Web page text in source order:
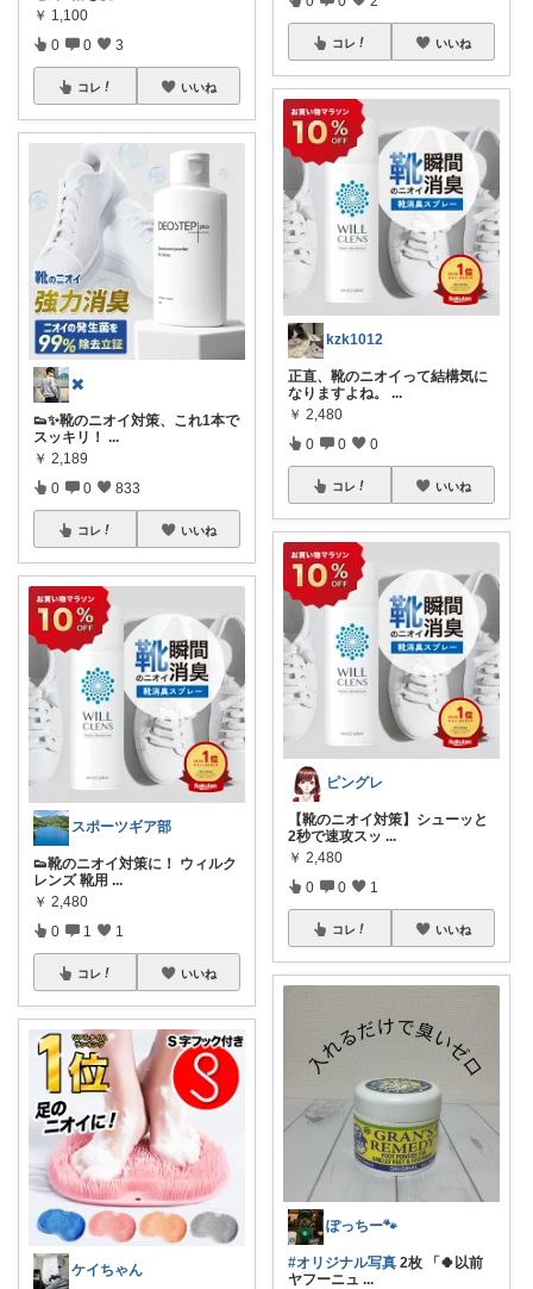
￥ 1,100
0 0 3
コレ いいね
✖️
👟✨靴のニオイ対策、これ1本で
スッキリ！ ...
￥ 2,189
0 0 833
コレ いいね
スポーツギア部
👟靴のニオイ対策に！ ウィルク
レンズ 靴用 ...
￥ 2,480
0 1 1
コレ いいね
ケイちゃん
コレ いいね
kzk1012
正直、靴のニオイって結構気に
なりますよね。
...
￥ 2,480
0 0 0
コレ いいね
ピングレ
【靴のニオイ対策】シューッと
2秒で速攻スッ ...
￥ 2,480
0 0 1
コレ いいね
ぽっちー🐾
#オリジナル写真 2枚 「🍀以前
ヤフーニュ ...